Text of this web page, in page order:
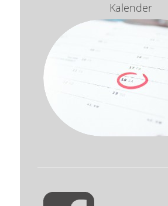
Kalender